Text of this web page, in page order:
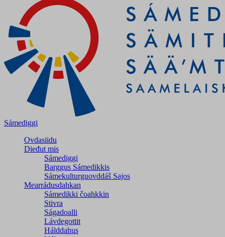
Sámediggi
Ovdasiidu
Dieđut mis
Sámediggi
Barggus Sámedikkis
Sámekulturguovddáš Sajos
Mearrádusdahkan
Sámedikki čoahkkin
Stivra
Ságadoalli
Lávdegottit
Hálddahus